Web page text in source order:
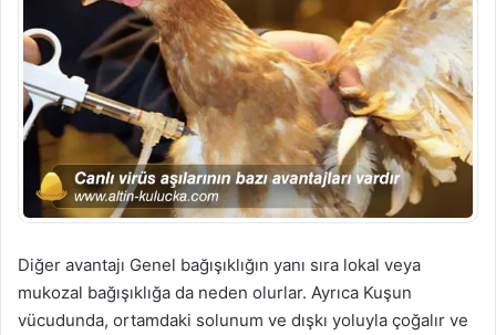
Diğer avantajı Genel bağışıklığın yanı sıra lokal veya
mukozal bağışıklığa da neden olurlar. Ayrıca Kuşun
vücudunda, ortamdaki solunum ve dışkı yoluyla çoğalır ve